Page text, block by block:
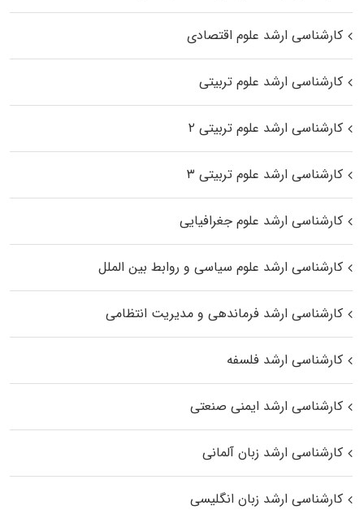
کارشناسی ارشد علوم اقتصادی
کارشناسی ارشد علوم تربیتی
کارشناسی ارشد علوم تربیتی ۲
کارشناسی ارشد علوم تربیتی ۳
کارشناسی ارشد علوم جغرافیایی
کارشناسی ارشد علوم سیاسی و روابط بین الملل
کارشناسی ارشد فرماندهی و مدیریت انتظامی
کارشناسی ارشد فلسفه
کارشناسی ارشد ایمنی صنعتی
کارشناسی ارشد زبان آلمانی
کارشناسی ارشد زبان انگلیسی